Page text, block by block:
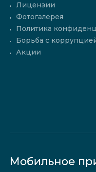
Лицензии
Фотогалерея
Политика
Борьба с
Акции
Мобильное